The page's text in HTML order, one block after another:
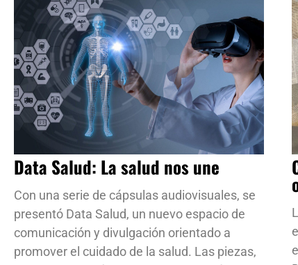
Data Salud: La salud nos une
Con una serie de cápsulas audiovisuales, se
presentó Data Salud, un nuevo espacio de
comunicación y divulgación orientado a
promover el cuidado de la salud. Las piezas,